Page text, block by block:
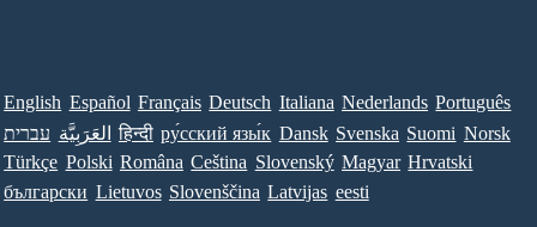
English Español Français Deutsch Italiana Nederlands Português
עברית العَرَبِيَّة हिन्दी ру́сский язы́к Dansk Svenska Suomi Norsk
Türkçe Polski Româna Ceština Slovenský Magyar Hrvatski
български Lietuvos Slovenščina Latvijas eesti